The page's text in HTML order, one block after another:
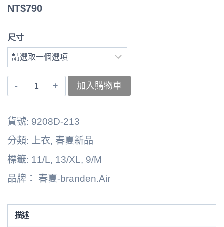
NT$790
尺寸
〚branden.Air〛
1101A
數
量
加入購物車
貨號: 9208D-213
分類:
上衣, 春夏新品
標籤: 11/L, 13/XL, 9/M
品牌： 春夏-branden.Air
描述